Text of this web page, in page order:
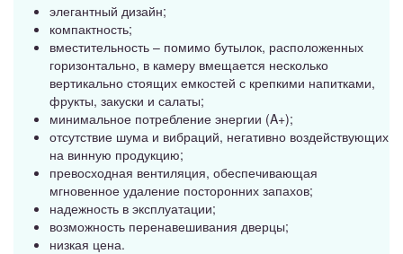
элегантный дизайн;
компактность;
вместительность – помимо бутылок, расположенных
горизонтально, в камеру вмещается несколько
вертикально стоящих емкостей с крепкими напитками,
фрукты, закуски и салаты;
минимальное потребление энергии (A+);
отсутствие шума и вибраций, негативно воздействующих
на винную продукцию;
превосходная вентиляция, обеспечивающая
мгновенное удаление посторонних запахов;
надежность в эксплуатации;
возможность перенавешивания дверцы;
низкая цена.